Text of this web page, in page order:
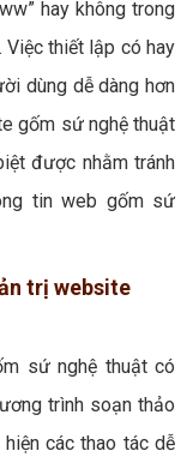
hay không trong
Việc thiết lập có hay
dùng dễ dàng hơn
gốm sứ nghệ thuật
được nhằm tránh
tin web gốm sứ
trị website
sứ nghệ thuật có
trình soạn thảo
các thao tác dễ